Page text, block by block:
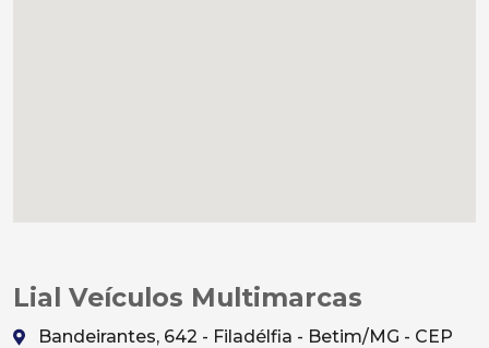
Lial Veículos Multimarcas
Bandeirantes, 642 - Filadélfia - Betim/MG - CEP